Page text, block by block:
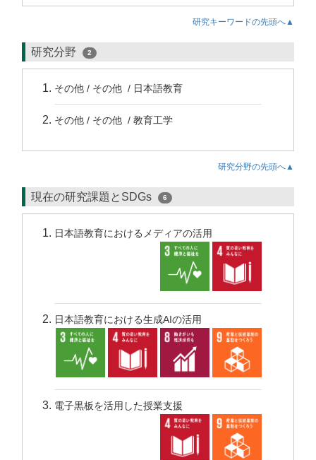
研究キーワードの先頭へ▲
研究分野 2
その他 / その他 / 日本語教育
その他 / その他 / 教育工学
研究分野の先頭へ▲
現在の研究課題とSDGs 6
日本語教育におけるメディアの活用
日本語教育における生成AIの活用
電子黒板を活用した授業支援